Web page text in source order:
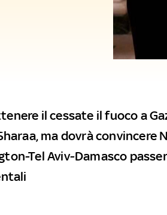
il cessate il fuoco a
ma dovrà convincere
Tel Aviv-Damasco